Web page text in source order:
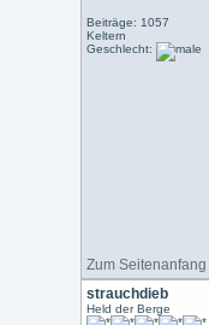
Beiträge: 1057
Keltern
Geschlecht:
Zum Seitenanfang
strauchdieb
Held der Berge